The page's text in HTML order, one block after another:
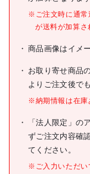
仕様
※ご注文時に通常
が送料が加算さ
商品画像はイメ
お取り寄せ商品
よりご注文後で
※納期情報は在庫
「法人限定」の
ずご注文内容確
てください。
※ご入力いただい